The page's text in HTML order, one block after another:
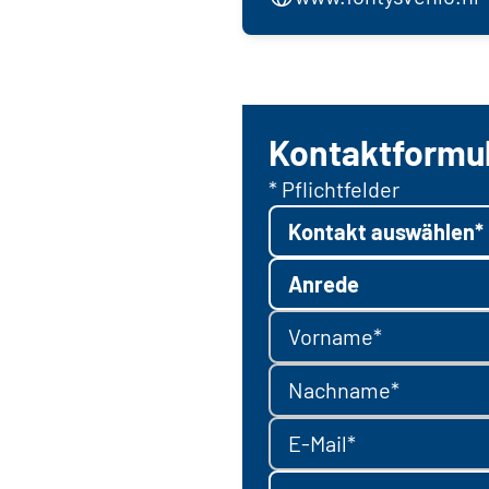
* Pflichtfelder
Kontakt auswählen*
Anrede
Vorname*
Nachname*
E-Mail*